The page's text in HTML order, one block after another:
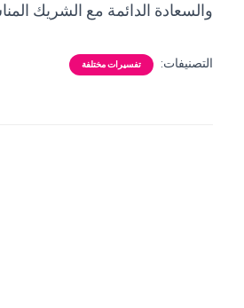
والسعادة الدائمة مع الشريك
التصنيفات: تفسيرات مختلفة